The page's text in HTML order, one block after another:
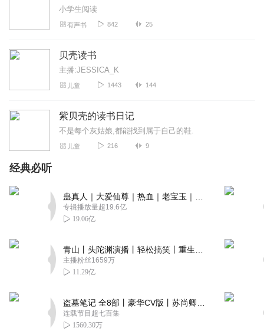
小学生阅读
有声书 842 25
贝壳读书
主播:JESSICA_K
儿童 1443 144
紫贝壳的读书日记
不是每个灰姑娘,都能找到属于自己的鞋.
儿童 216 9
经典必听
专辑播放量超19.6亿
19.06亿
主播粉丝1659万
11.29亿
连载节目超七百集
1560.30万